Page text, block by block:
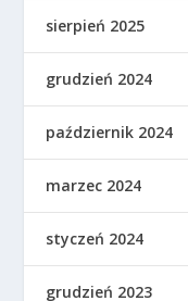
sierpień 2025
grudzień 2024
październik 2024
marzec 2024
styczeń 2024
grudzień 2023